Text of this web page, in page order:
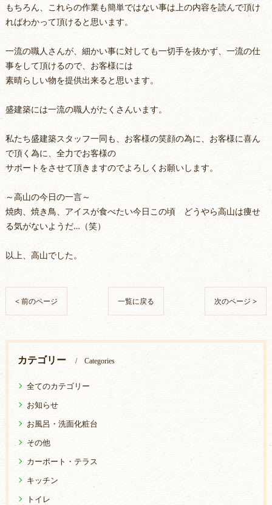
もちろん、これらの作業も簡単ではない事は上の内容を読んで頂け
ればわかって頂けると思います。
一流の職人さんが、細かい事に対しても一切手を抜かず、一流の仕
事をして頂けるので、お客様には
素晴らしい物を提供出来ると思います。
盛建築には一流の職人がたくさんいます。
私たち盛建築スタッフ一同も、お客様の笑顔の為に、お客様に喜ん
で頂く為に、全力でお客様の
サポートをさせて頂きますのでよろしくお願いします。
～高山の今日の一言～
焼肉、焼き鳥、アイスが食べたい今日この頃 どうやら高山は痩せ
る気がないようだ…（笑）
以上、高山でした。
< 前のページ 一覧に戻る 次のページ >
カテゴリー Categories
全てのカテゴリー
お知らせ
お風呂・洗面化粧台
その他
カーポート・テラス
キッチン
トイレ